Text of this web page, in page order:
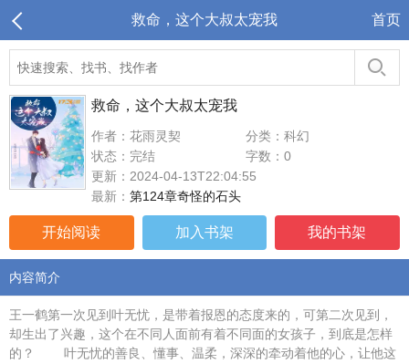
救命，这个大叔太宠我 首页
救命，这个大叔太宠我
作者：花雨灵契
分类：科幻
状态：完结
字数：0
更新：2024-04-13T22:04:55
最新： 第124章奇怪的石头
开始阅读 加入书架 我的书架
内容简介
王一鹤第一次见到叶无忧，是带着报恩的态度来的，可第二次见到，
却生出了兴趣，这个在不同人面前有着不同面的女孩子，到底是怎样
的？ 叶无忧的善良、懂事、温柔，深深的牵动着他的心，让他这